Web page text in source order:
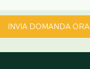
INVIA DOMANDA ORA